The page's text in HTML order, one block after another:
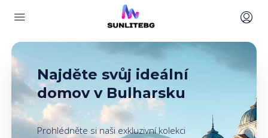
Najděte svůj ideální
domov v Bulharsku
Prohlédněte si naši exkluzivní kolekci